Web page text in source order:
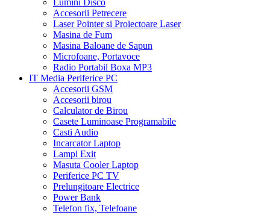
Accesorii Petrecere
Laser Pointer si Proiectoare Laser
Masina de Fum
Masina Baloane de Sapun
Microfoane, Portavoce
Radio Portabil Boxa MP3
IT Media Periferice PC
Accesorii GSM
Accesorii birou
Calculator de Birou
Casete Luminoase Programabile
Casti Audio
Incarcator Laptop
Lampi Exit
Masuta Cooler Laptop
Periferice PC TV
Prelungitoare Electrice
Power Bank
Telefon fix, Telefoane